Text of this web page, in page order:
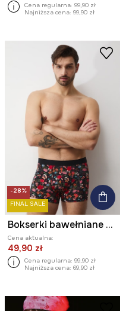
Cena regularna: 99,90 zł
Najniższa cena: 99,90 zł
-28%
FINAL SALE
Bokserki bawełniane męskie z elastanem wzorzyste (2-pack)
Cena aktualna:
49,90 zł
Cena regularna: 99,90 zł
Najniższa cena: 69,90 zł